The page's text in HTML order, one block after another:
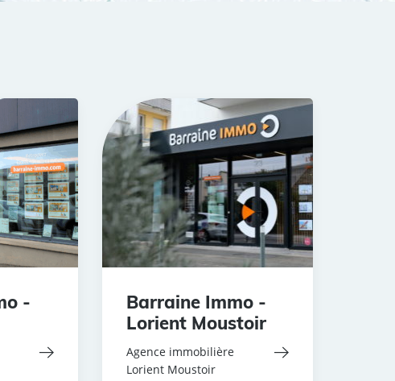
-
Barraine Immo -
Lorient Moustoir
Agence immobilière
Lorient Moustoir